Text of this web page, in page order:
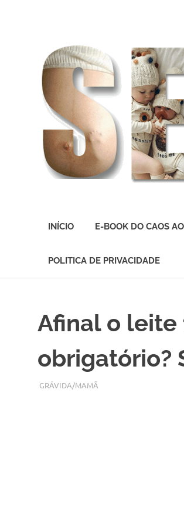
presente
INÍCIO E-BOOK DO CAOS
POLITICA DE PRIVACIDADE
Afinal o
obrigatório?
JANEIRO 30, 2018
ADMIN
GRÁVIDA/MAMÃ